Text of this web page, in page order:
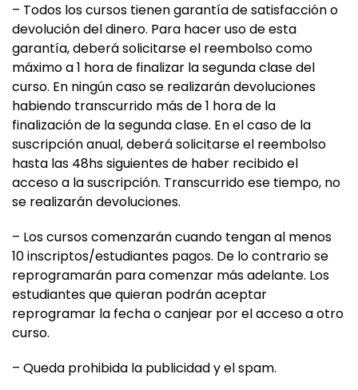
– Todos los cursos tienen garantía de satisfacción o
devolución del dinero. Para hacer uso de esta
garantía, deberá solicitarse el reembolso como
máximo a 1 hora de finalizar la segunda clase del
curso. En ningún caso se realizarán devoluciones
habiendo transcurrido más de 1 hora de la
finalización de la segunda clase. En el caso de la
suscripción anual, deberá solicitarse el reembolso
hasta las 48hs siguientes de haber recibido el
acceso a la suscripción. Transcurrido ese tiempo, no
se realizarán devoluciones.
– Los cursos comenzarán cuando tengan al menos
10 inscriptos/estudiantes pagos. De lo contrario se
reprogramarán para comenzar más adelante. Los
estudiantes que quieran podrán aceptar
reprogramar la fecha o canjear por el acceso a otro
curso.
– Queda prohibida la publicidad y el spam.